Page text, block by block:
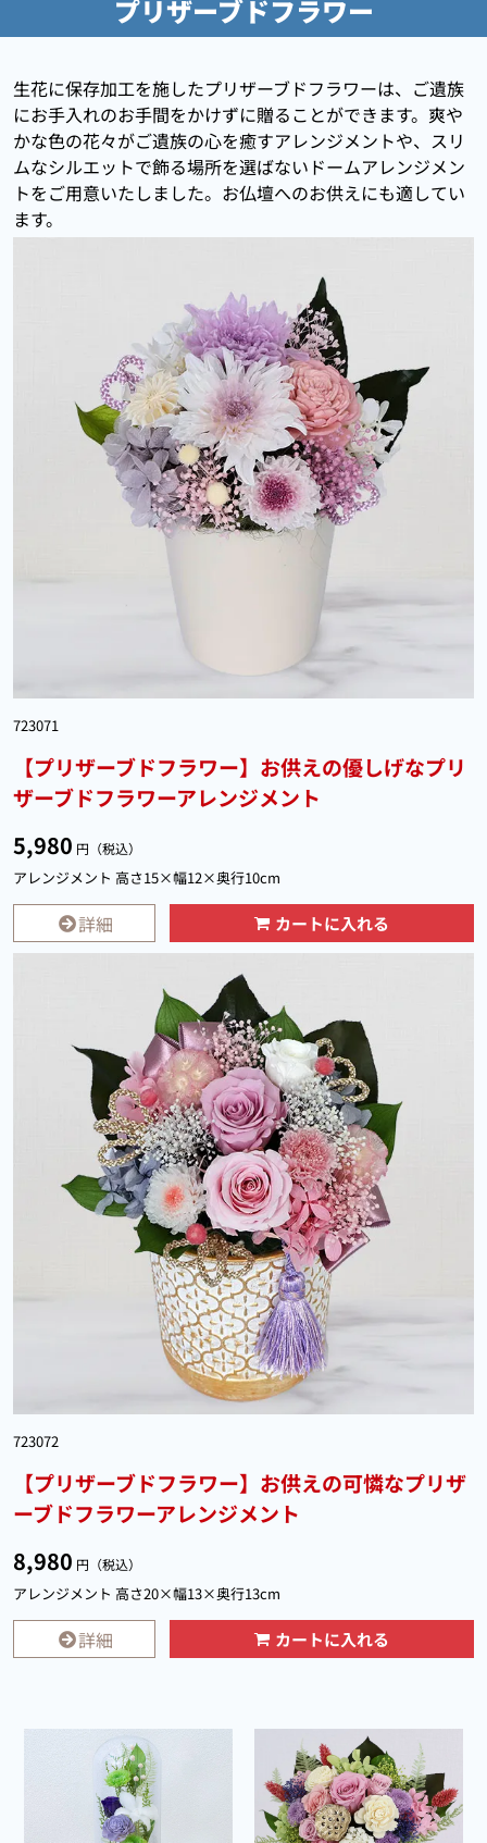
プリザーブドフラワー
生花に保存加工を施したプリザーブドフラワーは、ご遺族
にお手入れのお手間をかけずに贈ることができます。爽や
かな色の花々がご遺族の心を癒すアレンジメントや、スリ
ムなシルエットで飾る場所を選ばないドームアレンジメン
トをご用意いたしました。お仏壇へのお供えにも適してい
ます。
723071
【プリザーブドフラワー】お供えの優しげなプリ
ザーブドフラワーアレンジメント
5,980 円（税込）
アレンジメント 高さ15×幅12×奥行10cm
詳細 カートに入れる
723072
【プリザーブドフラワー】お供えの可憐なプリザ
ーブドフラワーアレンジメント
8,980 円（税込）
アレンジメント 高さ20×幅13×奥行13cm
詳細 カートに入れる